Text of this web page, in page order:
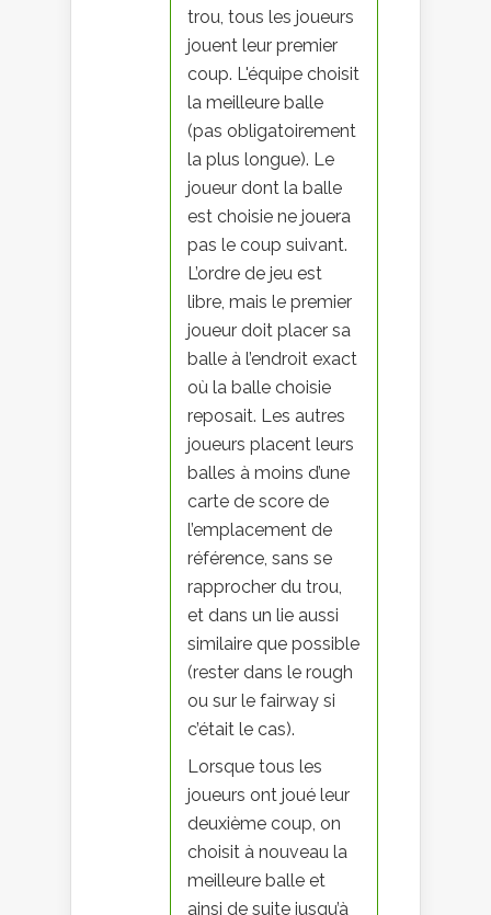
trou, tous les joueurs
jouent leur premier
coup. L'équipe choisit
la meilleure balle
(pas obligatoirement
la plus longue). Le
joueur dont la balle
est choisie ne jouera
pas le coup suivant.
L’ordre de jeu est
libre, mais le premier
joueur doit placer sa
balle à l’endroit exact
où la balle choisie
reposait. Les autres
joueurs placent leurs
balles à moins d’une
carte de score de
l’emplacement de
référence, sans se
rapprocher du trou,
et dans un lie aussi
similaire que possible
(rester dans le rough
ou sur le fairway si
c’était le cas).
Lorsque tous les
joueurs ont joué leur
deuxième coup, on
choisit à nouveau la
meilleure balle et
ainsi de suite jusqu’à